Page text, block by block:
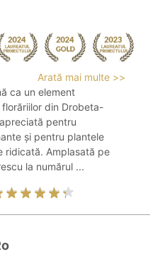
Arată mai multe >>
ca un element
din Drobeta-
pentru
și pentru plantele
ridicată. Amplasată pe
la numărul ...